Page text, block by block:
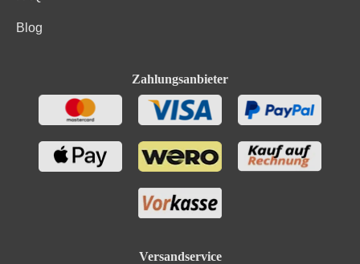
Blog
Zahlungsanbieter
Versandservice